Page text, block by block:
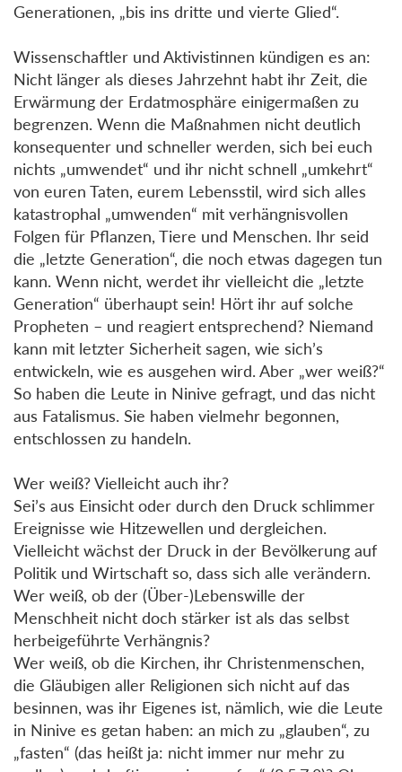
Generationen, „bis ins dritte und vierte Glied“.
Wissenschaftler und Aktivistinnen kündigen es an:
Nicht länger als dieses Jahrzehnt habt ihr Zeit, die
Erwärmung der Erdatmosphäre einigermaßen zu
begrenzen. Wenn die Maßnahmen nicht deutlich
konsequenter und schneller werden, sich bei euch
nichts „umwendet“ und ihr nicht schnell „umkehrt“
von euren Taten, eurem Lebensstil, wird sich alles
katastrophal „umwenden“ mit verhängnisvollen
Folgen für Pflanzen, Tiere und Menschen. Ihr seid
die „letzte Generation“, die noch etwas dagegen tun
kann. Wenn nicht, werdet ihr vielleicht die „letzte
Generation“ überhaupt sein! Hört ihr auf solche
Propheten – und reagiert entsprechend? Niemand
kann mit letzter Sicherheit sagen, wie sich’s
entwickeln, wie es ausgehen wird. Aber „wer weiß?“
So haben die Leute in Ninive gefragt, und das nicht
aus Fatalismus. Sie haben vielmehr begonnen,
entschlossen zu handeln.
Wer weiß? Vielleicht auch ihr?
Sei’s aus Einsicht oder durch den Druck schlimmer
Ereignisse wie Hitzewellen und dergleichen.
Vielleicht wächst der Druck in der Bevölkerung auf
Politik und Wirtschaft so, dass sich alle verändern.
Wer weiß, ob der (Über-)Lebenswille der
Menschheit nicht doch stärker ist als das selbst
herbeigeführte Verhängnis?
Wer weiß, ob die Kirchen, ihr Christenmenschen,
die Gläubigen aller Religionen sich nicht auf das
besinnen, was ihr Eigenes ist, nämlich, wie die Leute
in Ninive es getan haben: an mich zu „glauben“, zu
„fasten“ (das heißt ja: nicht immer nur mehr zu